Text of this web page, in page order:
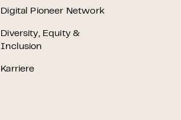
Digital Pioneer Network
Diversity, Equity &
Inclusion
Karriere